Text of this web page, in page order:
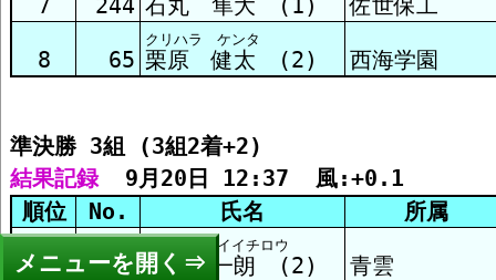
メニュー
7 244 石丸 隼大 (1) 佐世保工
8 65
クリハラ ケンタ
栗原 健太 (2) 西海学園
準決勝 3組 (3組2着+2)
結果記録
  9月20日 12:37  風:+0.1
順位
No. 氏名 所属
1 856
フクダ ケイイチロウ
福田馨一朗 (2) 青雲